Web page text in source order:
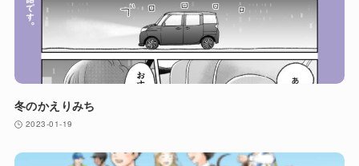
冬のかえりみち
2023-01-19